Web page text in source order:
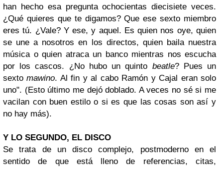
han hecho esa pregunta ochocientas diecisiete veces.
¿Qué quieres que te digamos? Que ese sexto miembro
eres tú. ¿Vale? Y ese, y aquel. Es quien nos oye, quien
se une a nosotros en los directos, quien baila nuestra
música o quien atraca un banco mientras nos escucha
por los cascos. ¿No hubo un quinto beatle? Pues un
sextomawino. Al fin y al cabo Ramón y Cajal eran solo
uno". (Esto último me dejó doblado. A veces no sé si me
vacilan con buen estilo o si es que las cosas son así y
no hay más).
Y LO SEGUNDO, EL DISCO
Se trata de un disco complejo, postmoderno en el
sentido de que está lleno de referencias, citas,